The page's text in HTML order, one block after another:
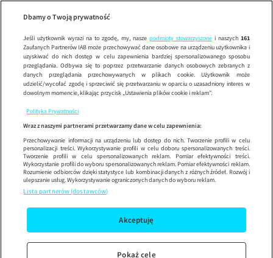
Wypróbuj aplikację mobilną
Korzystaj z łatwiejszej nawigacji i ciesz się szybszym
Dbamy o Twoją prywatność
Jeśli użytkownik wyrazi na to zgodę, my, nasze podmioty stowarzyszonei naszych 161
Zaufanych Partnerów IAB może przechowywać dane osobowe na urządzeniu użytkownika i
uzyskiwać do nich dostęp w celu zapewnienia bardziej spersonalizowanego sposobu
przeglądania. Odbywa się to poprzez przetwarzanie danych osobowych zebranych z
danych przeglądania przechowywanych w plikach cookie. Użytkownik może
udzielić/wycofać zgodę i sprzeciwić się przetwarzaniu w oparciu o uzasadniony interes w
dowolnym momencie, klikając przycisk „Ustawienia plików cookie i reklam”.
Polityka Prywatności
Wraz z naszymi partnerami przetwarzamy dane w celu zapewnienia:
Przechowywanie informacji na urządzeniu lub dostęp do nich. Tworzenie profili w celu
personalizacji treści. Wykorzystywanie profili w celu doboru spersonalizowanych treści.
Tworzenie profili w celu spersonalizowanych reklam. Pomiar efektywności treści.
Wykorzystanie profili do wyboru spersonalizowanych reklam. Pomiar efektywności reklam.
Rozumienie odbiorców dzięki statystyce lub kombinacji danych z różnych źródeł. Rozwój i
ulepszanie usług. Wykorzystywanie ograniczonych danych do wyboru reklam.
Lista partnerów (dostawców)
Akceptuję
Pokaż cele